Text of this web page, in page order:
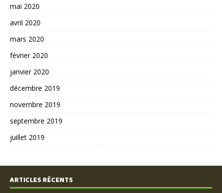
mai 2020
avril 2020
mars 2020
février 2020
janvier 2020
décembre 2019
novembre 2019
septembre 2019
juillet 2019
ARTICLES RÉCENTS